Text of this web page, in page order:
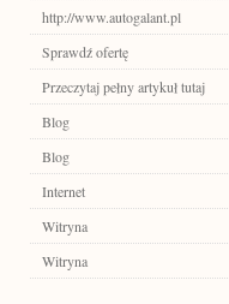
http://www.autogalant.pl
Sprawdź ofertę
Przeczytaj pełny artykuł tutaj
Blog
Blog
Internet
Witryna
Witryna